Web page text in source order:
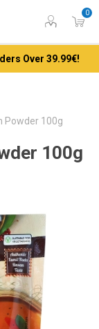
0
Over 39.99€!
Powder 100g
100g